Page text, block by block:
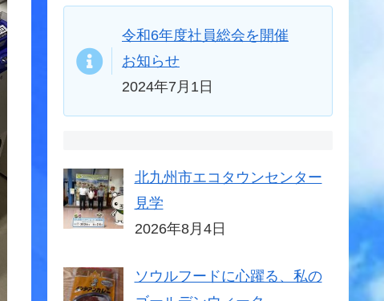
令和6年度社員総会を開催
お知らせ
2024年7月1日
北九州市エコタウンセンター
見学
2026年8月4日
ソウルフードに心躍る、私の